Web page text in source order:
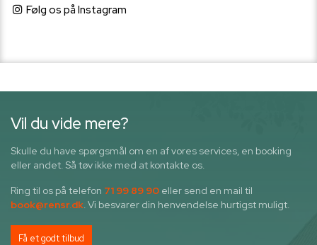
Følg os på Instagram
Vil du vide mere?
Skulle du have spørgsmål om en af vores services, en booking
eller andet. Så tøv ikke med at kontakte os.
Ring til os på telefon 71 99 89 90 eller send en mail til
book@rensr.dk. Vi besvarer din henvendelse hurtigst muligt.
Få et godt tilbud